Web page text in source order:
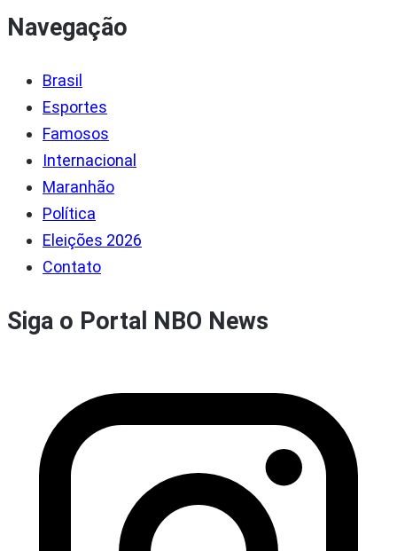
Navegação
Brasil
Esportes
Famosos
Internacional
Maranhão
Política
Eleições 2026
Contato
Siga o Portal NBO News